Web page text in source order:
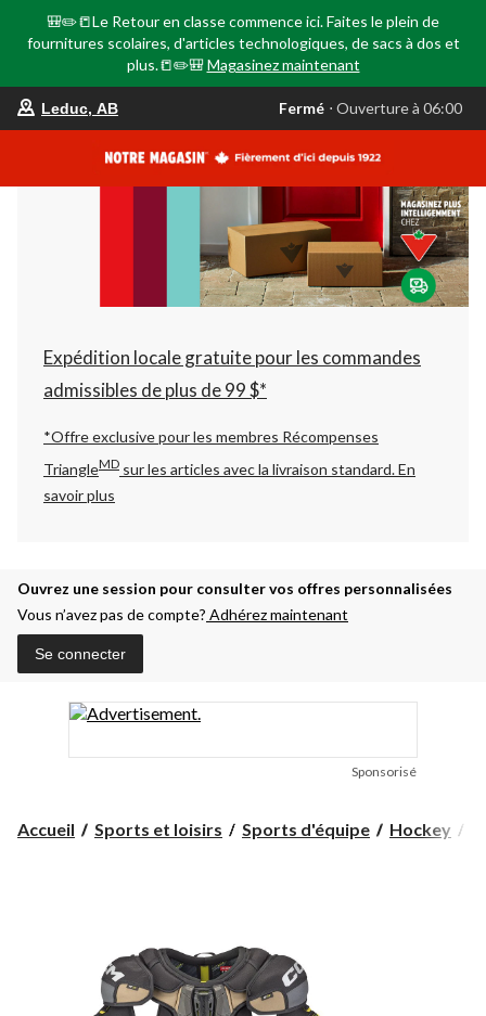
🎒✏️📒Le Retour en classe commence ici. Faites le plein de
fournitures scolaires, d'articles technologiques, de sacs à dos et
plus.📒✏️🎒 Magasinez maintenant
votre
est
AB,
Fermé,
Ouverture
à
06:00
changer
Leduc, AB Fermé ⋅ Ouverture à 06:00
Expédition locale gratuite pour les commandes
admissibles de plus de 99 $*
*Offre exclusive pour les membres Récompenses
TriangleMD sur les articles avec la livraison standard.En
savoir plus
Ouvrez une session pour consulter vos offres personnalisées
Vous n’avez pas de compte? Adhérez maintenant
Se connecter
Sponsorisé
Accueil Sports et loisirs Sports d'équipe Hockey